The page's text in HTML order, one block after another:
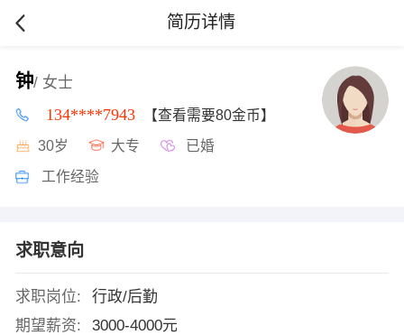
简历详情
钟/ 女士
134****7943 【查看需要80金币】
30岁 大专 已婚
工作经验
求职意向
求职岗位:
行政/后勤
期望薪资:
3000-4000元